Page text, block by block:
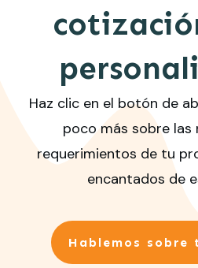
Haz clic en el botón de
poco más sobre las
requerimientos de tu
encantados de
Hablemos sobre